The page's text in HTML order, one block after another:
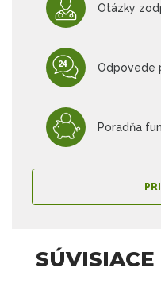
Otázky
Odpovede
Poradňa